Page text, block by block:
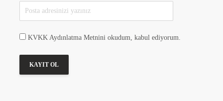
KVKK Aydınlatma Metnini okudum, kabul ediyorum.